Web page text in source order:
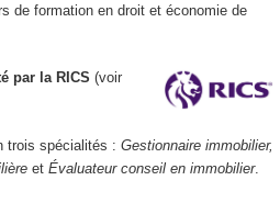
de formation en droit et économie de
par la RICS (voir
trois spécialités : Gestionnaire immobilier,
lière et Évaluateur conseil en immobilier.